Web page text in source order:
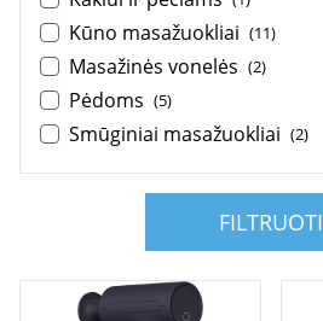
Kūno masažuokliai (11)
Masažinės vonelės (2)
Pėdoms (5)
Smūginiai masažuokliai (2)
FILTRUOTI